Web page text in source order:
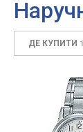
ДЕ КУПИТИ